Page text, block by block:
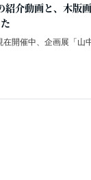
紹介動画と、木版
た
在開催中、企画展「